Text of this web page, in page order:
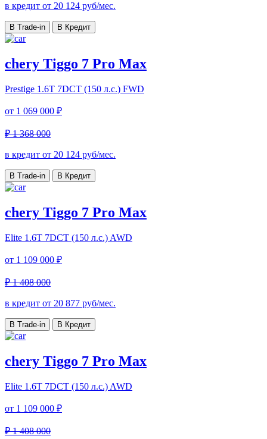
в кредит от 20 124 руб/мес.
В Trade-in В Кредит
chery Tiggo 7 Pro Max
Prestige 1.6T 7DCT (150 л.с.) FWD
от 1 069 000 ₽
₽ 1 368 000
в кредит от 20 124 руб/мес.
В Trade-in В Кредит
chery Tiggo 7 Pro Max
Elite 1.6T 7DCT (150 л.с.) AWD
от 1 109 000 ₽
₽ 1 408 000
в кредит от 20 877 руб/мес.
В Trade-in В Кредит
chery Tiggo 7 Pro Max
Elite 1.6T 7DCT (150 л.с.) AWD
от 1 109 000 ₽
₽ 1 408 000